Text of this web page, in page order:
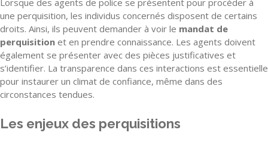
une perquisition, les individus concernés disposent de certains
droits. Ainsi, ils peuvent demander à voir le mandat de
perquisition et en prendre connaissance. Les agents doivent
également se présenter avec des pièces justificatives et
s’identifier. La transparence dans ces interactions est essentielle
pour instaurer un climat de confiance, même dans des
circonstances tendues.
Les enjeux des perquisitions